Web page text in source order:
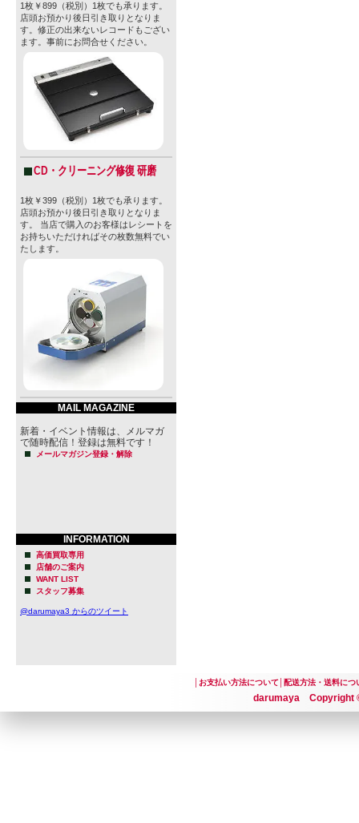
1枚￥899（税別）1枚でも承ります。
店頭お預かり後日引き取りとなりま
す。修正の出来ないレコードもござい
ます。事前にお問合せください。
CD・クリーニング修復 研磨
1枚￥399（税別）1枚でも承ります。
店頭お預かり後日引き取りとなりま
す。 当店で購入のお客様はレシートを
お持ちいただければその枚数無料でい
たします。
MAIL MAGAZINE
新着・イベント情報は、メルマガ
で随時配信！登録は無料です！
メールマガジン登録・解除
INFORMATION
高価買取専用
店舗のご案内
WANT LIST
スタッフ募集
@darumaya3 からのツイート
お支払い方法について│ 配送方法・送料につ
darumaya Copyright